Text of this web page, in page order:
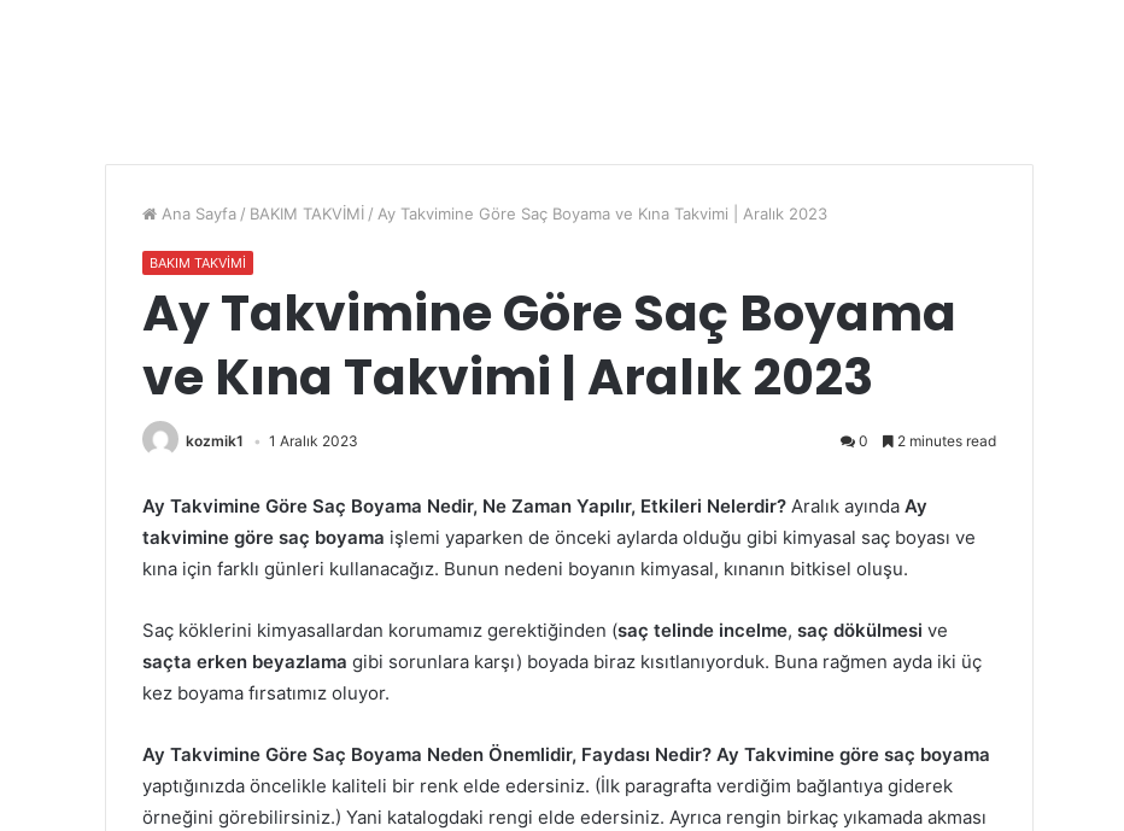
Ana Sayfa / BAKIM TAKVİMİ / Ay Takvimine Göre Saç Boyama ve Kına Takvimi | Aralık 2023
BAKIM TAKVİMİ
Ay Takvimine Göre Saç Boyama
ve Kına Takvimi | Aralık 2023
kozmik1 1 Aralık 2023 0 2 minutes read
Ay Takvimine Göre Saç Boyama Nedir, Ne Zaman Yapılır, Etkileri Nelerdir? Aralık ayında Ay
takvimine göre saç boyama işlemi yaparken de önceki aylarda olduğu gibi kimyasal saç boyası ve
kına için farklı günleri kullanacağız. Bunun nedeni boyanın kimyasal, kınanın bitkisel oluşu.
Saç köklerini kimyasallardan korumamız gerektiğinden (saç telinde incelme, saç dökülmesi ve
saçta erken beyazlama gibi sorunlara karşı) boyada biraz kısıtlanıyorduk. Buna rağmen ayda iki üç
kez boyama fırsatımız oluyor.
Ay Takvimine Göre Saç Boyama Neden Önemlidir, Faydası Nedir? Ay Takvimine göre saç boyama
yaptığınızda öncelikle kaliteli bir renk elde edersiniz. (İlk paragrafta verdiğim bağlantıya giderek
örneğini görebilirsiniz.) Yani katalogdaki rengi elde edersiniz. Ayrıca rengin birkaç yıkamada akması